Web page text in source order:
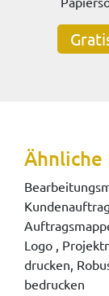
Logo ,
drucken,
bedrucken